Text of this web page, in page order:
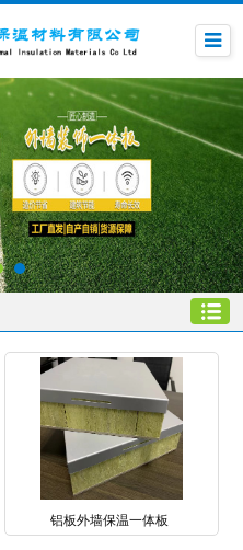
铝板外墙保温一体板